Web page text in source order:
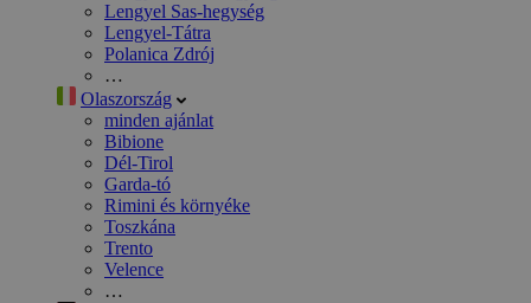
Lengyel Sas-hegység
Lengyel-Tátra
Polanica Zdrój
…
Olaszország
minden ajánlat
Bibione
Dél-Tirol
Garda-tó
Rimini és környéke
Toszkána
Trento
Velence
…